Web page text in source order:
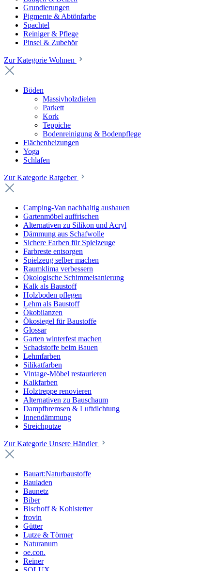
Grundierungen
Pigmente & Abtönfarbe
Spachtel
Reiniger & Pflege
Pinsel & Zubehör
Zur Kategorie Wohnen
Böden
Massivholzdielen
Parkett
Kork
Teppiche
Bodenreinigung & Bodenpflege
Flächenheizungen
Yoga
Schlafen
Zur Kategorie Ratgeber
Camping-Van nachhaltig ausbauen
Gartenmöbel auffrischen
Alternativen zu Silikon und Acryl
Dämmung aus Schafwolle
Sichere Farben für Spielzeuge
Farbreste entsorgen
Spielzeug selber machen
Raumklima verbessern
Ökologische Schimmelsanierung
Kalk als Baustoff
Holzboden pflegen
Lehm als Baustoff
Ökobilanzen
Ökosiegel für Baustoffe
Glossar
Garten winterfest machen
Schadstoffe beim Bauen
Lehmfarben
Silikatfarben
Vintage-Möbel restaurieren
Kalkfarben
Holztreppe renovieren
Alternativen zu Bauschaum
Dampfbremsen & Luftdichtung
Innendämmung
Streichputze
Zur Kategorie Unsere Händler
Bauart:Naturbaustoffe
Bauladen
Baunetz
Biber
Bischoff & Kohlstetter
frovin
Gütter
Lutze & Törmer
Naturanum
oe.con.
Reiner